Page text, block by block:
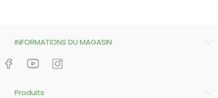
INFORMATIONS DU MAGASIN
Produits